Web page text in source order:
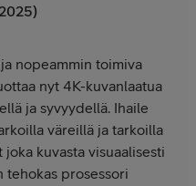
nopeammin toimiva
nyt 4K-kuvanlaatua
ja syvyydellä. Ihaile
väreillä ja tarkoilla
kuvasta visuaalisesti
tehokas prosessori